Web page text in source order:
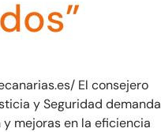
El consejero
y Seguridad demanda
mejoras en la eficiencia